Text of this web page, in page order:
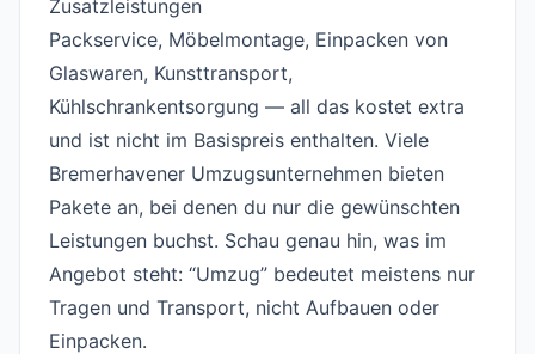
Zusatzleistungen
Packservice, Möbelmontage, Einpacken von
Glaswaren, Kunsttransport,
Kühlschrankentsorgung — all das kostet extra
und ist nicht im Basispreis enthalten. Viele
Bremerhavener Umzugsunternehmen bieten
Pakete an, bei denen du nur die gewünschten
Leistungen buchst. Schau genau hin, was im
Angebot steht: “Umzug” bedeutet meistens nur
Tragen und Transport, nicht Aufbauen oder
Einpacken.